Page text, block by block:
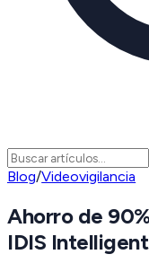
Blog/Videovigilancia
Ahorro de
IDIS